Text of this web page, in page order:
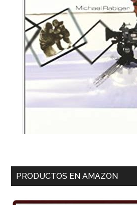
PRODUCTOS EN AMAZON